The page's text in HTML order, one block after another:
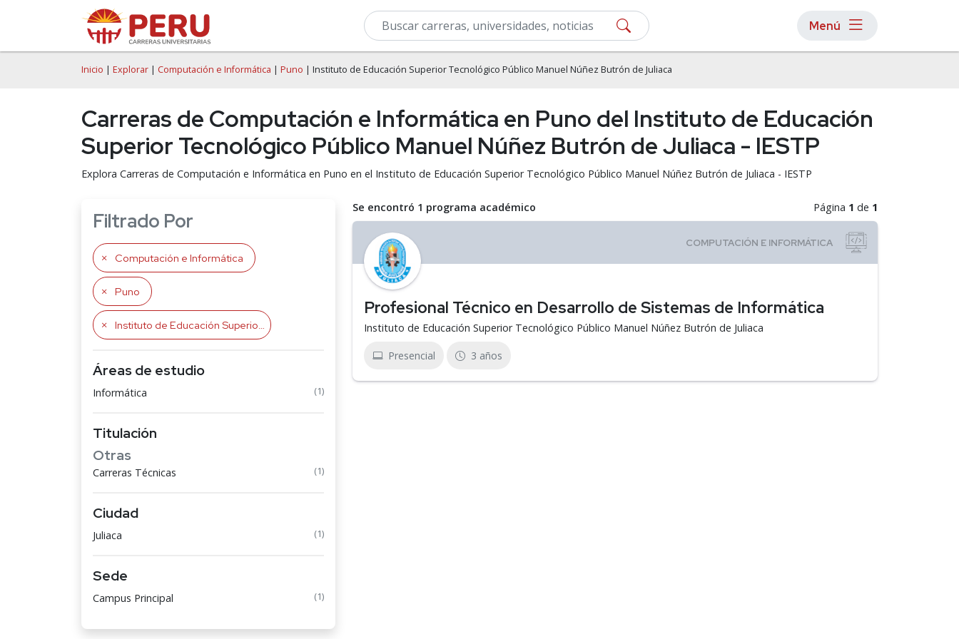
Menú
Inicio | Explorar | Computación e Informática | Puno | Instituto de Educación Superior Tecnológico Público Manuel Núñez Butrón de Juliaca
Carreras de Computación e Informática en Puno del Instituto de Educación
Superior Tecnológico Público Manuel Núñez Butrón de Juliaca - IESTP
Explora Carreras de Computación e Informática en Puno en el Instituto de Educación Superior Tecnológico Público Manuel Núñez Butrón de Juliaca - IESTP
Filtrado Por
Computación e Informática
Puno
Instituto de Educación Superior Tecnológico Público Manuel Núñez Butrón de Juliaca
Áreas de estudio
Informática (1)
Titulación
Otras
Carreras Técnicas (1)
Ciudad
Juliaca (1)
Sede
Campus Principal (1)
Se encontró 1 programa académico Página 1 de 1
Profesional Técnico en Desarrollo de Sistemas de Informática
Instituto de Educación Superior Tecnológico Público Manuel Núñez Butrón de Juliaca
Presencial 3 años